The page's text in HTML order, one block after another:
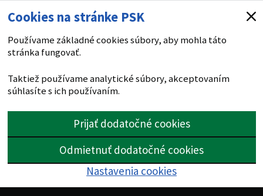
Cookies na stránke PSK
Používame základné cookies súbory, aby mohla táto
stránka fungovať.
Taktiež používame analytické súbory, akceptovaním
súhlasíte s ich používaním.
Prijať dodatočné cookies
Odmietnuť dodatočné cookies
Nastavenia cookies